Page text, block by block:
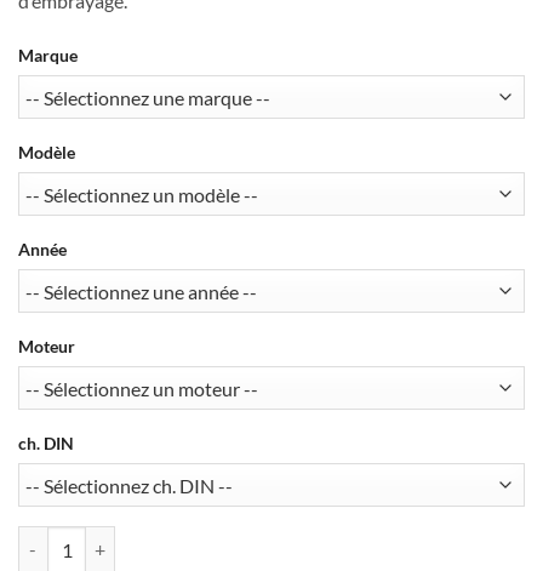
Marque
Modèle
Année
Moteur
ch. DIN